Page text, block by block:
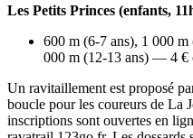
Les Petits Princes (enfants,
600 m (6-7 ans), 1 000
000 m (12-13 ans) — 4 €
Un ravitaillement est proposé
boucle pour les coureurs de La
inscriptions sont ouvertes en